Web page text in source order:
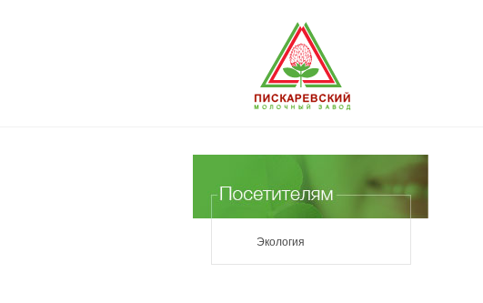
Экология